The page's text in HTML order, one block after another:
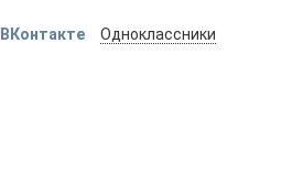
ВКонтакте Одноклассники